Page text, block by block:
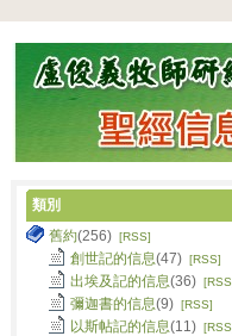
類別
舊約(256) [RSS]
創世記的信息(47) [RSS]
出埃及記的信息(36)
彌迦書的信息(9) [RSS]
以斯帖記的信息(11)